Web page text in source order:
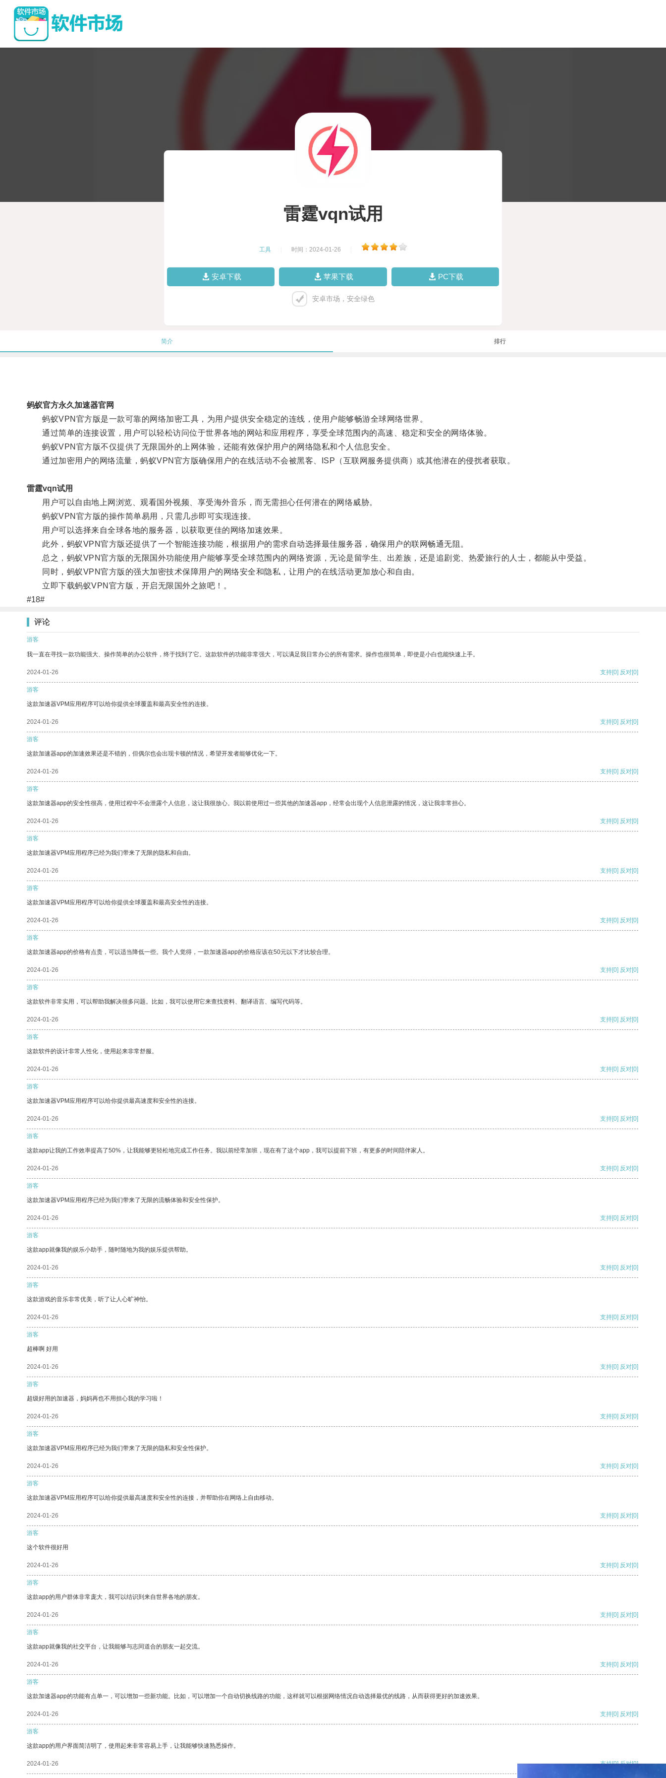
雷霆vqn试用
工具 时间：2024-01-26
安卓下载 苹果下载 PC下载
安卓市场，安全绿色
简介 排行
蚂蚁官方永久加速器官网
蚂蚁VPN官方版是一款可靠的网络加密工具，为用户提供安全稳定的连线，使用户能够畅游全球网络世界。
通过简单的连接设置，用户可以轻松访问位于世界各地的网站和应用程序，享受全球范围内的高速、稳定和安全的网络体验。
蚂蚁VPN官方版不仅提供了无限国外的上网体验，还能有效保护用户的网络隐私和个人信息安全。
通过加密用户的网络流量，蚂蚁VPN官方版确保用户的在线活动不会被黑客、ISP（互联网服务提供商）或其他潜在的侵扰者获取。
雷霆vqn试用
用户可以自由地上网浏览、观看国外视频、享受海外音乐，而无需担心任何潜在的网络威胁。
蚂蚁VPN官方版的操作简单易用，只需几步即可实现连接。
用户可以选择来自全球各地的服务器，以获取更佳的网络加速效果。
此外，蚂蚁VPN官方版还提供了一个智能连接功能，根据用户的需求自动选择最佳服务器，确保用户的联网畅通无阻。
总之，蚂蚁VPN官方版的无限国外功能使用户能够享受全球范围内的网络资源，无论是留学生、出差族，还是追剧党、热爱旅行的人士，都能从中受益。
同时，蚂蚁VPN官方版的强大加密技术保障用户的网络安全和隐私，让用户的在线活动更加放心和自由。
立即下载蚂蚁VPN官方版，开启无限国外之旅吧！。
#18#
评论
游客
我一直在寻找一款功能强大、操作简单的办公软件，终于找到了它。这款软件的功能非常强大，可以满足我日常办公的所有需求。操作也很简单，即使是小白也能快速上手。
2024-01-26 支持[0] 反对[0]
游客
这款加速器VPM应用程序可以给你提供全球覆盖和最高安全性的连接。
2024-01-26 支持[0] 反对[0]
游客
这款加速器app的加速效果还是不错的，但偶尔也会出现卡顿的情况，希望开发者能够优化一下。
2024-01-26 支持[0] 反对[0]
游客
这款加速器app的安全性很高，使用过程中不会泄露个人信息，这让我很放心。我以前使用过一些其他的加速器app，经常会出现个人信息泄露的情况，这让我非常担心。
2024-01-26 支持[0] 反对[0]
游客
这款加速器VPM应用程序已经为我们带来了无限的隐私和自由。
2024-01-26 支持[0] 反对[0]
游客
这款加速器VPM应用程序可以给你提供全球覆盖和最高安全性的连接。
2024-01-26 支持[0] 反对[0]
游客
这款加速器app的价格有点贵，可以适当降低一些。我个人觉得，一款加速器app的价格应该在50元以下才比较合理。
2024-01-26 支持[0] 反对[0]
游客
这款软件非常实用，可以帮助我解决很多问题。比如，我可以使用它来查找资料、翻译语言、编写代码等。
2024-01-26 支持[0] 反对[0]
游客
这款软件的设计非常人性化，使用起来非常舒服。
2024-01-26 支持[0] 反对[0]
游客
这款加速器VPM应用程序可以给你提供最高速度和安全性的连接。
2024-01-26 支持[0] 反对[0]
游客
这款app让我的工作效率提高了50%，让我能够更轻松地完成工作任务。我以前经常加班，现在有了这个app，我可以提前下班，有更多的时间陪伴家人。
2024-01-26 支持[0] 反对[0]
游客
这款加速器VPM应用程序已经为我们带来了无限的流畅体验和安全性保护。
2024-01-26 支持[0] 反对[0]
游客
这款app就像我的娱乐小助手，随时随地为我的娱乐提供帮助。
2024-01-26 支持[0] 反对[0]
游客
这款游戏的音乐非常优美，听了让人心旷神怡。
2024-01-26 支持[0] 反对[0]
游客
超棒啊 好用
2024-01-26 支持[0] 反对[0]
游客
超级好用的加速器，妈妈再也不用担心我的学习啦！
2024-01-26 支持[0] 反对[0]
游客
这款加速器VPM应用程序已经为我们带来了无限的隐私和安全性保护。
2024-01-26 支持[0] 反对[0]
游客
这款加速器VPM应用程序可以给你提供最高速度和安全性的连接，并帮助你在网络上自由移动。
2024-01-26 支持[0] 反对[0]
游客
这个软件很好用
2024-01-26 支持[0] 反对[0]
游客
这款app的用户群体非常庞大，我可以结识到来自世界各地的朋友。
2024-01-26 支持[0] 反对[0]
游客
这款app就像我的社交平台，让我能够与志同道合的朋友一起交流。
2024-01-26 支持[0] 反对[0]
游客
这款加速器app的功能有点单一，可以增加一些新功能。比如，可以增加一个自动切换线路的功能，这样就可以根据网络情况自动选择最优的线路，从而获得更好的加速效果。
2024-01-26 支持[0] 反对[0]
游客
这款app的用户界面简洁明了，使用起来非常容易上手，让我能够快速熟悉操作。
2024-01-26 支持[0] 反对[0]